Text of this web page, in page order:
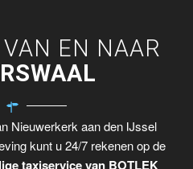
EN NAAR
Nieuwerkerk aan den IJssel
kunt u 24/7 rekenen op de
taxiservice van BOTLEK